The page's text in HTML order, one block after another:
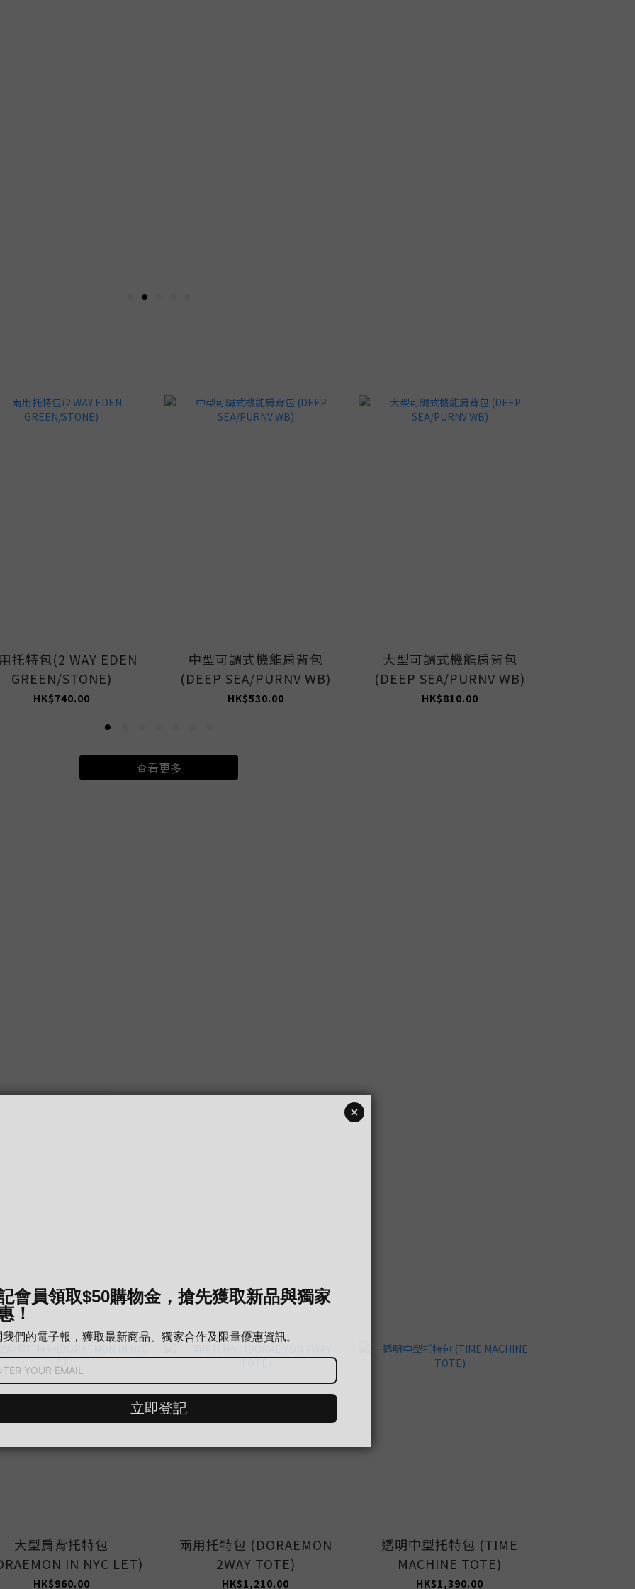
托特包(2 WAY EDEN
GREEN/STONE)
HK$740.00
中型可調式機能肩背包
(DEEP SEA/PURNV WB)
HK$530.00
大型可調式機能肩背包
(DEEP SEA/PURNV WB)
HK$810.00
查看更多
大型肩背托特包
IN NYC LET)
HK$960.00
兩用托特包 (DORAEMON
2WAY TOTE)
HK$1,210.00
透明中型托特包 (TIME
MACHINE TOTE)
HK$1,390.00